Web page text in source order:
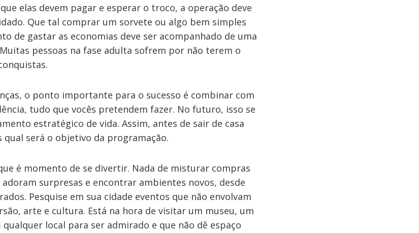
elas devem pagar e esperar o troco, a operação deve
Que tal comprar um sorvete ou algo bem simples
de gastar as economias deve ser acompanhado de uma
pessoas na fase adulta sofrem por não terem o
o ponto importante para o sucesso é combinar com
tudo que vocês pretendem fazer. No futuro, isso se
estratégico de vida. Assim, antes de sair de casa
qual será o objetivo da programação.
é momento de se divertir. Nada de misturar compras
adoram surpresas e encontrar ambientes novos, desde
Pesquise em sua cidade eventos que não envolvam
arte e cultura. Está na hora de visitar um museu, um
local para ser admirado e que não dê espaço